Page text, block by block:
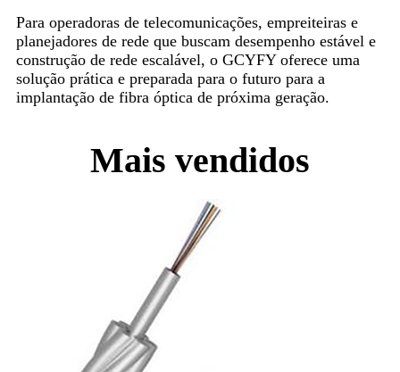
Para operadoras de telecomunicações, empreiteiras e
planejadores de rede que buscam desempenho estável e
construção de rede escalável, o GCYFY oferece uma
solução prática e preparada para o futuro para a
implantação de fibra óptica de próxima geração.
Mais vendidos